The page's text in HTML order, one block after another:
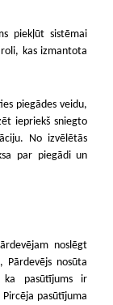
piekļūt sistēmai
kas izmantota
piegādes veidu,
iepriekš sniegto
No izvēlētās
par piegādi un
noslēgt
Pārdevējs nosūta
ka pasūtījums ir
pasūtījuma